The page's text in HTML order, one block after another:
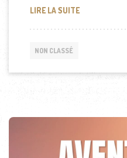
LIRE LA SUITE
NON CLASSÉ